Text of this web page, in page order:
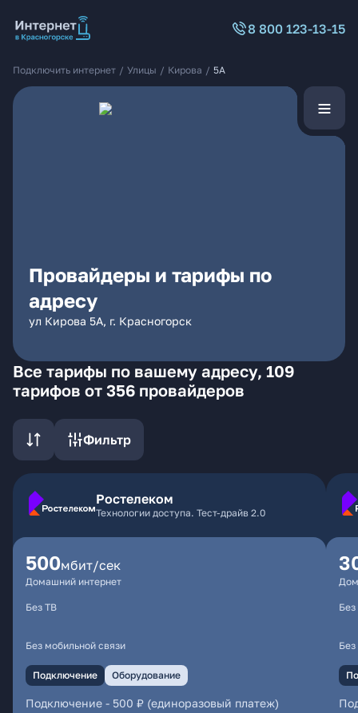
8 800 123-13-15
Подключить интернет / Улицы / Кирова / 5А
Провайдеры и тарифы по
адресу
ул Кирова 5А, г. Красногорск
Все тарифы по вашему адресу, 109
тарифов от 356 провайдеров
Фильтр
Ростелеком
Технологии доступа. Тест-драйв 2.0
500мбит/сек
Домашний интернет
Без ТВ
Без мобильной связи
Подключение Оборудование
Подключение - 500 ₽ (единоразовый платеж)